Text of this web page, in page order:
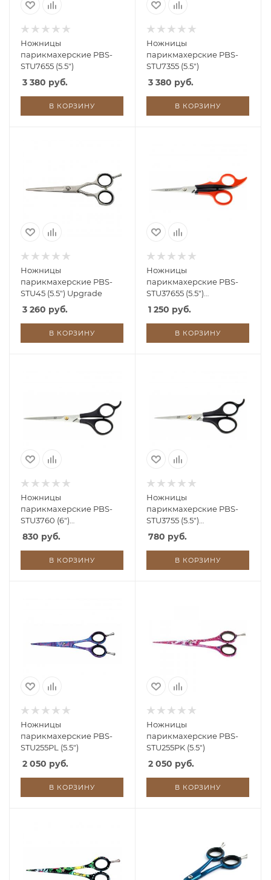
Ножницы
парикмахерские PBS-
STU7655 (5.5")
3 380 руб.
В КОРЗИНУ
Ножницы
парикмахерские PBS-
STU7355 (5.5")
3 380 руб.
В КОРЗИНУ
Ножницы
парикмахерские PBS-
STU45 (5.5") Upgrade
3 260 руб.
В КОРЗИНУ
Ножницы
парикмахерские PBS-
STU37655 (5.5")
(нержавеющая сталь
1 250 руб.
В КОРЗИНУ
Ножницы
парикмахерские PBS-
STU3760 (6")
(нержавеющая сталь
830 руб.
В КОРЗИНУ
Ножницы
парикмахерские PBS-
STU3755 (5.5")
(нержавеющая сталь
780 руб.
В КОРЗИНУ
Ножницы
парикмахерские PBS-
STU255PL (5.5")
2 050 руб.
В КОРЗИНУ
Ножницы
парикмахерские PBS-
STU255PK (5.5")
2 050 руб.
В КОРЗИНУ